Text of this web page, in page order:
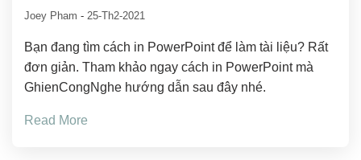
Joey Pham - 25-Th2-2021
Bạn đang tìm cách in PowerPoint để làm tài liệu? Rất
đơn giản. Tham khảo ngay cách in PowerPoint mà
GhienCongNghe hướng dẫn sau đây nhé.
Read More